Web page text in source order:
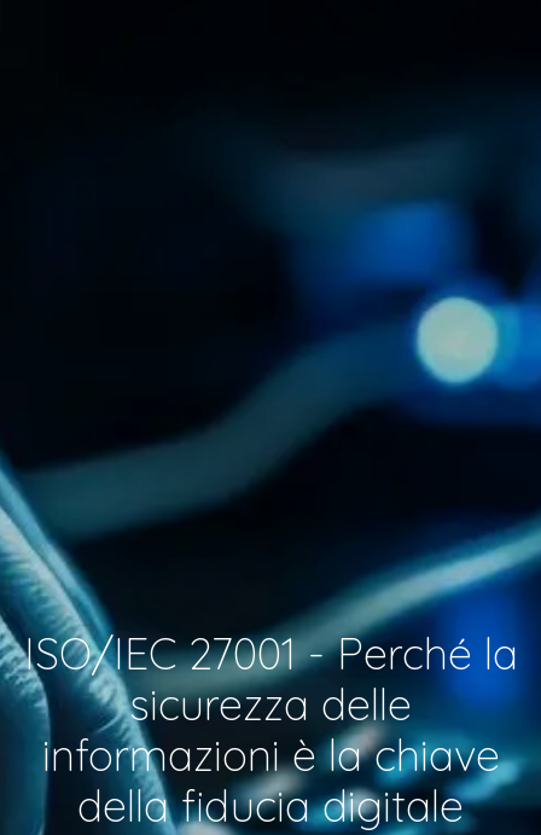
ISO/IEC 27001 - Perché la
sicurezza delle
informazioni è la chiave
della fiducia digitale